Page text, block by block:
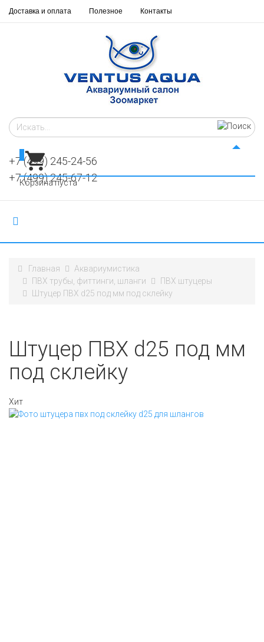
Доставка и оплата Полезное Контакты
+7 (499) 245-24-56
+7 (499) 245-67-12
Корзина пуста
Главная
Аквариумистика
ПВХ трубы, фиттинги, шланги
ПВХ штуцеры
Штуцер ПВХ d25 под мм под склейку
Штуцер ПВХ d25 под мм
под склейку
Хит